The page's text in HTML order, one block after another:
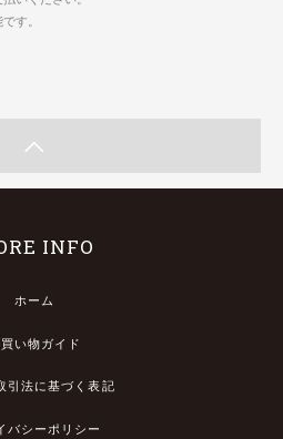
す。
INFO
ホーム
い物ガイド
引法に基づく表記
バシーポリシー